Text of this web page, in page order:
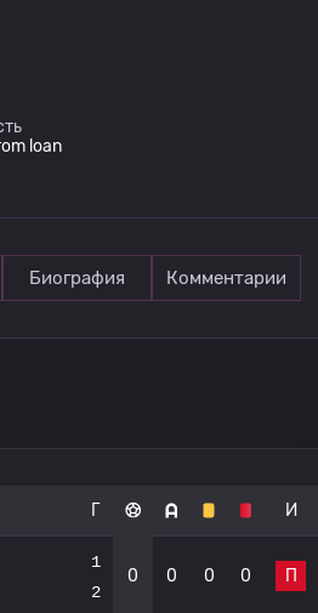
loan
Биография Комментарии
Г И
1
2
0 0 0 0 П